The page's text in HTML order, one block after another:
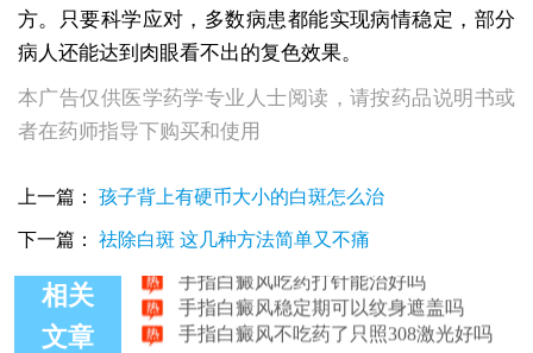
方。只要科学应对，多数病患都能实现病情稳定，部分
病人还能达到肉眼看不出的复色效果。
本广告仅供医学药学专业人士阅读，请按药品说明书或
者在药师指导下购买和使用
上一篇： 孩子背上有硬币大小的白斑怎么治
下一篇： 祛除白斑 这几种方法简单又不痛
相关
文章
为什么手指白癜风照光比脸部白斑好的慢
手指白癜风稳定期可以纹身遮盖吗
手指白癜风不吃药了只照308激光好吗
手指白癜风照308激光费用详解